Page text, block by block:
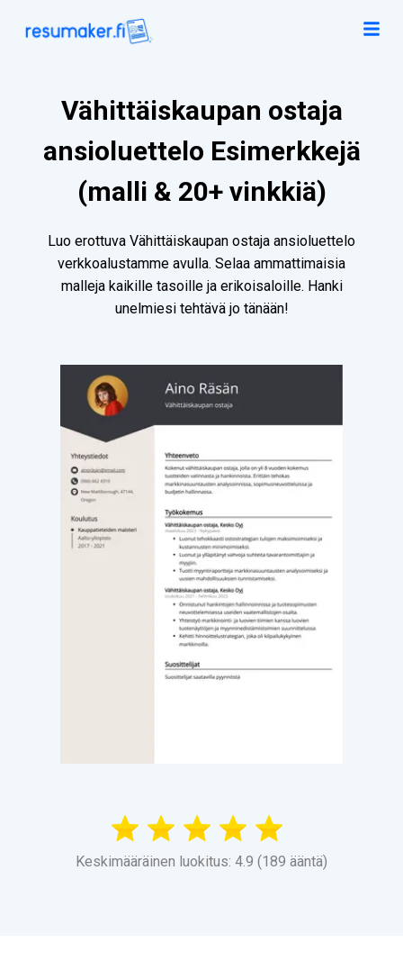
Vähittäiskaupan ostaja
ansioluettelo Esimerkkejä
(malli & 20+ vinkkiä)
Luo erottuva Vähittäiskaupan ostaja ansioluettelo
verkkoalustamme avulla. Selaa ammattimaisia
malleja kaikille tasoille ja erikoisaloille. Hanki
unelmiesi tehtävä jo tänään!
Keskimääräinen luokitus: 4.9 (189 ääntä)